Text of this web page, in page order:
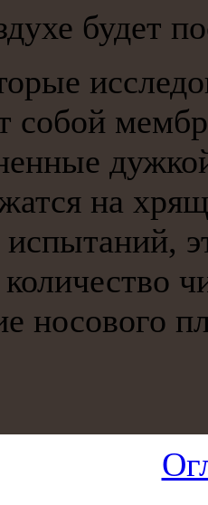
будет
собой
на
носового